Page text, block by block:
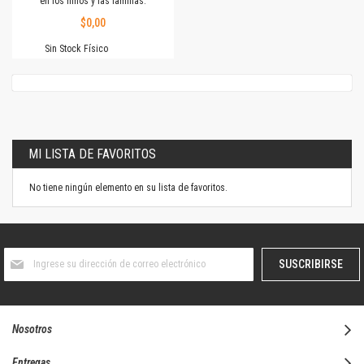
$0,00
Sin Stock Físico
MI LISTA DE FAVORITOS
No tiene ningún elemento en su lista de favoritos.
boletín
SUSCRIBIRSE
Nosotros